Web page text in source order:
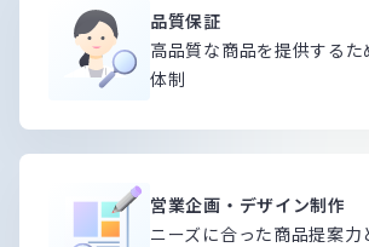
品質保証
高品質な商品を提供する
体制
営業企画・デザイン制作
ニーズに合った商品提案力